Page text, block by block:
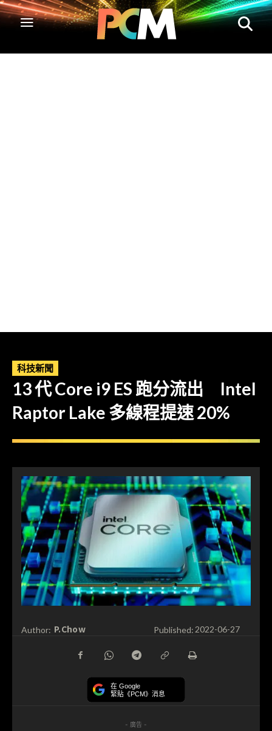
科技新聞
13 代 Core i9 ES 跑分流出 Intel
Raptor Lake 多線程提速 20%
Author: P.Chow Published:2022-06-27
在 Google
緊貼《PCM》消息
- 廣告 -